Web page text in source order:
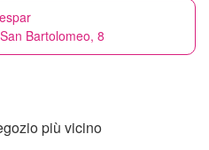
Bartolomeo, 8
più vicino